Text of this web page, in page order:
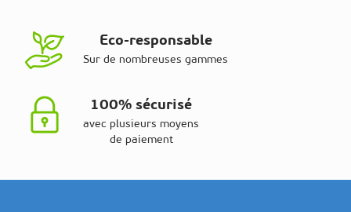
Eco-responsable
Sur de nombreuses gammes
100% sécurisé
avec plusieurs moyens
de paiement